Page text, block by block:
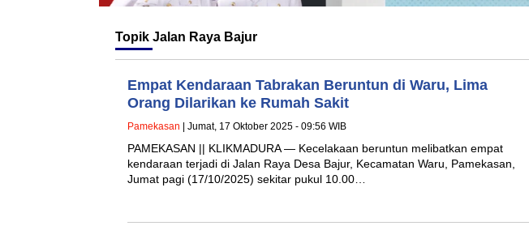
Topik Jalan Raya Bajur
Empat Kendaraan Tabrakan Beruntun di Waru, Lima
Orang Dilarikan ke Rumah Sakit
Pamekasan | Jumat, 17 Oktober 2025 - 09:56 WIB
PAMEKASAN || KLIKMADURA — Kecelakaan beruntun melibatkan empat
kendaraan terjadi di Jalan Raya Desa Bajur, Kecamatan Waru, Pamekasan,
Jumat pagi (17/10/2025) sekitar pukul 10.00…